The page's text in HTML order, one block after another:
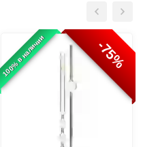
100% в наличии -75%